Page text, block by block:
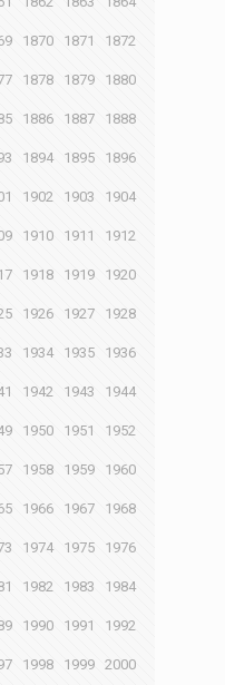
1870 1871 1872
1878 1879 1880
1886 1887 1888
1894 1895 1896
1902 1903 1904
1910 1911 1912
1918 1919 1920
1926 1927 1928
1934 1935 1936
1942 1943 1944
1950 1951 1952
1958 1959 1960
1966 1967 1968
1974 1975 1976
1982 1983 1984
1990 1991 1992
1998 1999 2000